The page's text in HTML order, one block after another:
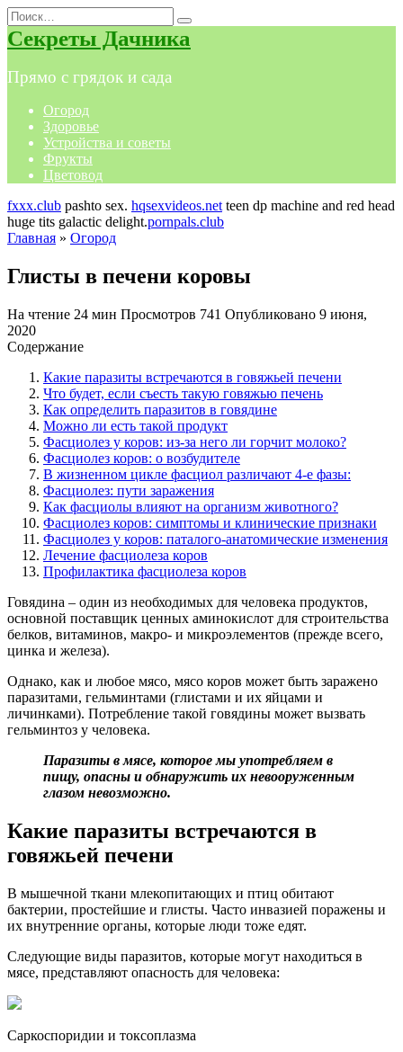
Перейти
к
содержанию
Search
for:
Секреты Дачника
Прямо с грядок и сада
Огород
Здоровье
Устройства и советы
Фрукты
Цветовод
fxxx.club pashto sex. hqsexvideos.net teen dp machine and red head
huge tits galactic delight.pornpals.club
Главная » Огород
Глисты в печени коровы
На чтение 24 мин Просмотров 741 Опубликовано 9 июня,
2020
Содержание
Какие паразиты встречаются в говяжьей печени
Что будет, если съесть такую говяжью печень
Как определить паразитов в говядине
Можно ли есть такой продукт
Фасциолез у коров: из-за него ли горчит молоко?
Фасциолез коров: о возбудителе
В жизненном цикле фасциол различают 4-е фазы:
Фасциолез: пути заражения
Как фасциолы влияют на организм животного?
Фасциолез коров: симптомы и клинические признаки
Фасциолез у коров: паталого-анатомические изменения
Лечение фасциолеза коров
Профилактика фасциолеза коров
Говядина – один из необходимых для человека продуктов,
основной поставщик ценных аминокислот для строительства
белков, витаминов, макро- и микроэлементов (прежде всего,
цинка и железа).
Однако, как и любое мясо, мясо коров может быть заражено
паразитами, гельминтами (глистами и их яйцами и
личинками). Потребление такой говядины может вызвать
гельминтоз у человека.
Паразиты в мясе, которое мы употребляем в
пищу, опасны и обнаружить их невооруженным
глазом невозможно.
Какие паразиты встречаются в
говяжьей печени
В мышечной ткани млекопитающих и птиц обитают
бактерии, простейшие и глисты. Часто инвазией поражены и
их внутренние органы, которые люди тоже едят.
Следующие виды паразитов, которые могут находиться в
мясе, представляют опасность для человека:
Саркоспоридии и токсоплазма